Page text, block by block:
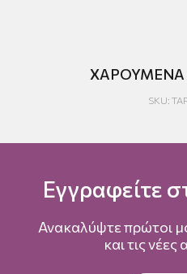
ΧΑΡΟΥΜΕΝΑ
SKU:
Εγγραφείτε
Ανακαλύψτε πρώτοι
και τις νέες